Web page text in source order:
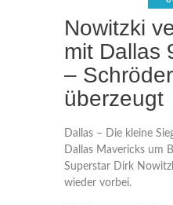
Nowitzki
mit Dallas
– Schröder
überzeugt
Dallas – Die kleine
Dallas Mavericks um
Superstar Dirk
wieder vorbei.